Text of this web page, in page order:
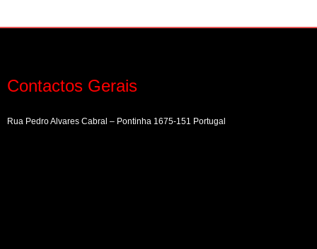
artigos
Contactos Gerais
Rua Pedro Alvares Cabral – Pontinha 1675-151 Portugal